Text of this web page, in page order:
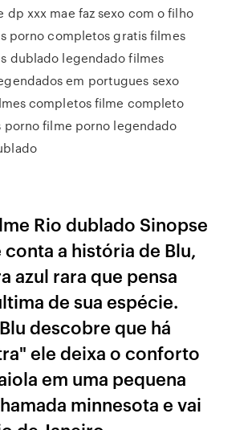
dp xxx mae faz sexo com o filho
porno completos gratis filmes
dublado legendado filmes
em portugues sexo
completos filme completo
porno filme porno legendado
Rio dublado Sinopse
conta a história de Blu,
azul rara que pensa
de sua espécie.
descobre que há
ele deixa o conforto
em uma pequena
minnesota e vai